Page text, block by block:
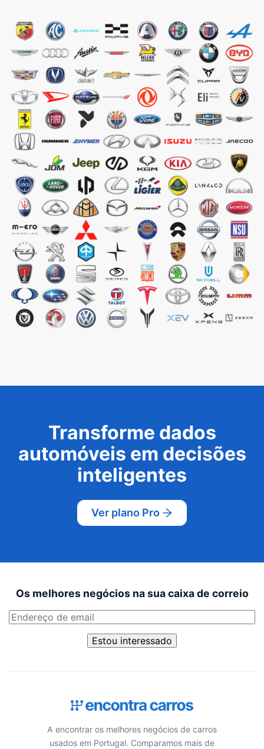
Transforme dados
automóveis em decisões
inteligentes
Ver plano Pro
Os melhores negócios na sua caixa de correio
Estou interessado
A encontrar os melhores negócios de carros
usados em Portugal. Comparamos mais de